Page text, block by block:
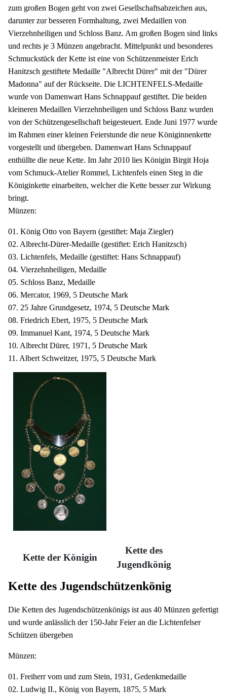
zum großen Bogen geht von zwei Gesellschaftsabzeichen aus,
darunter zur besseren Formhaltung, zwei Medaillen von
Vierzehnheiligen und Schloss Banz. Am großen Bogen sind links
und rechts je 3 Münzen angebracht. Mittelpunkt und besonderes
Schmuckstück der Kette ist eine von Schützenmeister Erich
Hanitzsch gestiftete Medaille "Albrecht Dürer" mit der "Dürer
Madonna" auf der Rückseite. Die LICHTENFELS-Medaille
wurde von Damenwart Hans Schnappauf gestiftet. Die beiden
kleineren Medaillen Vierzehnheiligen und Schloss Banz wurden
von der Schützengesellschaft beigesteuert. Ende Juni 1977 wurde
im Rahmen einer kleinen Feierstunde die neue Königinnenkette
vorgestellt und übergeben. Damenwart Hans Schnappauf
enthüllte die neue Kette. Im Jahr 2010 lies Königin Birgit Hoja
vom Schmuck-Atelier Rommel, Lichtenfels einen Steg in die
Königinkette einarbeiten, welcher die Kette besser zur Wirkung
bringt.
Münzen:
01. König Otto von Bayern (gestiftet: Maja Ziegler)
02. Albrecht-Dürer-Medaille (gestiftet: Erich Hanitzsch)
03. Lichtenfels, Medaille (gestiftet: Hans Schnappauf)
04. Vierzehnheiligen, Medaille
05. Schloss Banz, Medaille
06. Mercator, 1969, 5 Deutsche Mark
07. 25 Jahre Grundgesetz, 1974, 5 Deutsche Mark
08. Friedrich Ebert, 1975, 5 Deutsche Mark
09. Immanuel Kant, 1974, 5 Deutsche Mark
10. Albrecht Dürer, 1971, 5 Deutsche Mark
11. Albert Schweitzer, 1975, 5 Deutsche Mark
Kette der Königin
Kette des
Jugendkönig
Kette des Jugendschützenkönig
Die Ketten des Jugendschützenkönigs ist aus 40 Münzen gefertigt
und wurde anlässlich der 150-Jahr Feier an die Lichtenfelser
Schützen übergeben
Münzen:
01. Freiherr vom und zum Stein, 1931, Gedenkmedaille
02. Ludwig II., König von Bayern, 1875, 5 Mark